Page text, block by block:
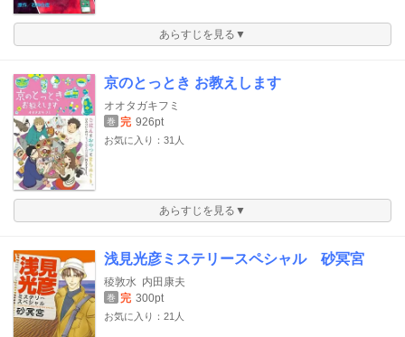
あらすじを見る▼
京のとっとき お教えします
オオタガキフミ
巻 完 926pt
お気に入り：31人
あらすじを見る▼
浅見光彦ミステリースペシャル 砂冥宮
稜敦水 内田康夫
巻 完 300pt
お気に入り：21人